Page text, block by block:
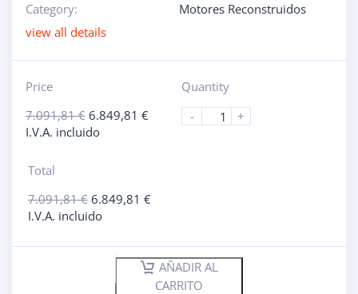
Category:
Motores Reconstruidos
view all details
Price
7.091,81€ 6.849,81 €
I.V.A. incluido
Quantity
-
+
Total
7.091,81€ 6.849,81 €
I.V.A. incluido
AÑADIR AL
CARRITO